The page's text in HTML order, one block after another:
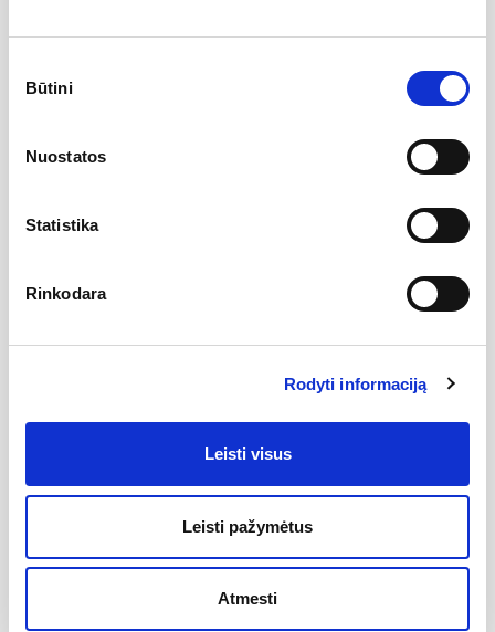
pasirinkimas
Būtini
Nuostatos
Statistika
Rinkodara
Rodyti informaciją
Leisti visus
Leisti pažymėtus
Atmesti
vandens perpylimas: NE
chromuotas arba baldų sifonas, ilgas vandens maišytuvas
Praustuvas UNI SLIM pagamintas iš kokybiškos keramikos ir yra
ant plokštės SUD 260.01. Praustuvą būtina derinti su fiksuota
vandeniui. Prie praustuvo UNI SLIM rekomenduojame ant
10° TD 015.00 (aukštis 334 mm).